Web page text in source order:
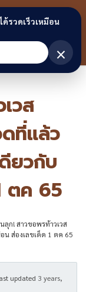
วส
ที่แล้ว
ยวกับ
ตค 65
ลุก! สาวขอพรท้าวเวส
น ส่องเลขเด็ด 1 ตค 65
updated 3 years,
ด้รวดเร็วเหมือน
×